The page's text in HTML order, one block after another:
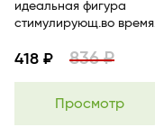
идеальная фигура
стимулирующ.во время
BITЭКС
418 ₽ 836 ₽
Просмотр